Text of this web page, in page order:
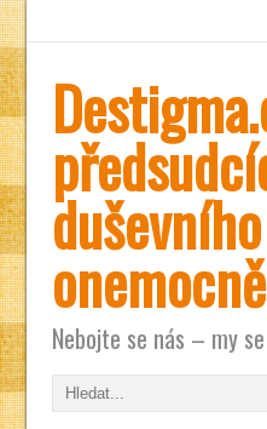
duševního
Nebojte se nás – my